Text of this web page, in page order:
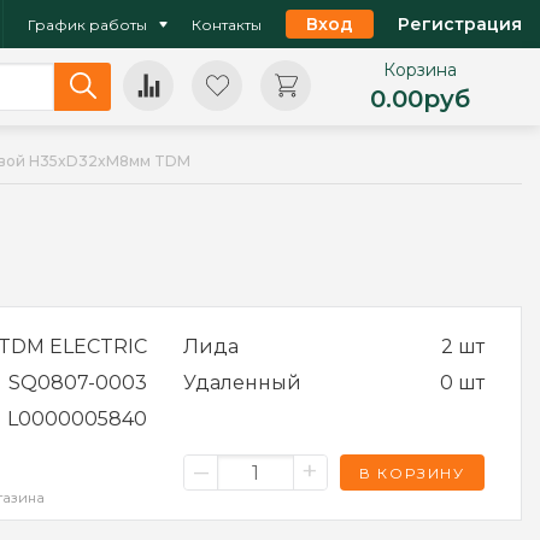
График работы Контакты Вход Регистрация
Корзина
0.00руб
H35xD32xM8мм TDM
ELECTRIC
SQ0807-0003
L0000005840
Лида
2 шт
Удаленный
0 шт
– + В КОРЗИНУ